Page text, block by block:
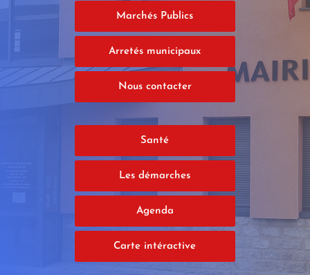
Marchés Publics
Arretés municipaux
Nous contacter
Santé
Les démarches
Agenda
Carte intéractive